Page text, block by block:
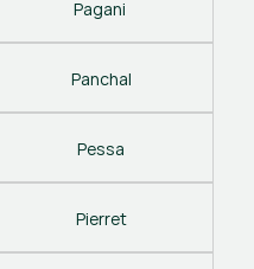
Pagani
Panchal
Pessa
Pierret